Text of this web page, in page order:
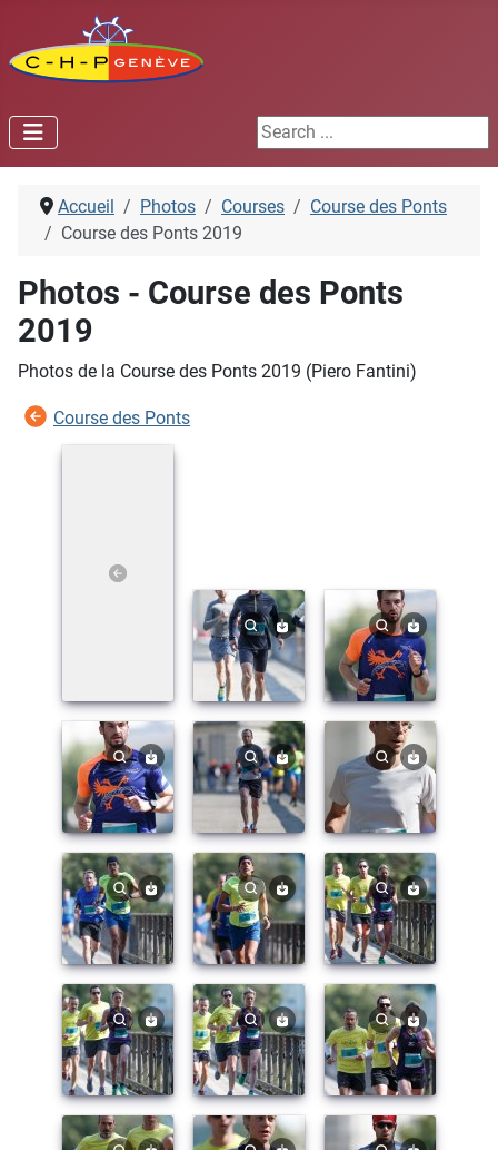
Search ...
Accueil Photos Courses
Course des Ponts
Course des Ponts 2019
Photos - Course des Ponts
2019
Photos de la Course des Ponts 2019 (Piero Fantini)
Course des Ponts